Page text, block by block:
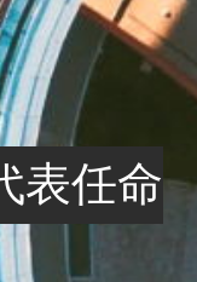
表任命